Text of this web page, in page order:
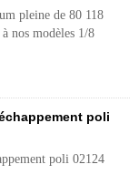
pleine de 80 118
nos modèles 1/8
poli
poli 02124